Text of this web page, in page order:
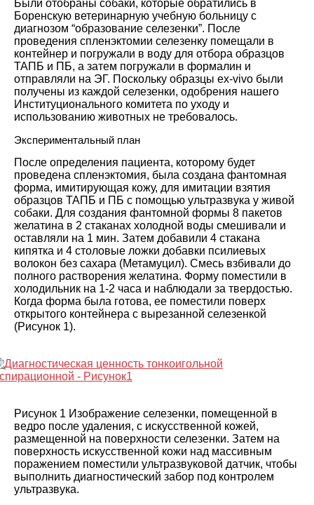
Были отобраны собаки, которые обратились в
Боренскую ветеринарную учебную больницу с
диагнозом “образование селезенки”. После
проведения спленэктомии селезенку помещали в
контейнер и погружали в воду для отбора образцов
ТАПБ и ПБ, а затем погружали в формалин и
отправляли на ЭГ. Поскольку образцы ex-vivo были
получены из каждой селезенки, одобрения нашего
Институционального комитета по уходу и
использованию животных не требовалось.
Экспериментальный план
После определения пациента, которому будет
проведена спленэктомия, была создана фантомная
форма, имитирующая кожу, для имитации взятия
образцов ТАПБ и ПБ с помощью ультразвука у живой
собаки. Для создания фантомной формы 8 пакетов
желатина в 2 стаканах холодной воды смешивали и
оставляли на 1 мин. Затем добавили 4 стакана
кипятка и 4 столовые ложки добавки псилиевых
волокон без сахара (Метамуцил). Смесь взбивали до
полного растворения желатина. Форму поместили в
холодильник на 1-2 часа и наблюдали за твердостью.
Когда форма была готова, ее поместили поверх
открытого контейнера с вырезанной селезенкой
(Рисунок 1).
Рисунок 1 Изображение селезенки, помещенной в
ведро после удаления, с искусственной кожей,
размещенной на поверхности селезенки. Затем на
поверхность искусственной кожи над массивным
поражением поместили ультразвуковой датчик, чтобы
выполнить диагностический забор под контролем
ультразвука.